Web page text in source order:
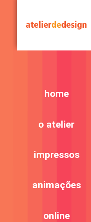
home
o atelier
impressos
animações
online